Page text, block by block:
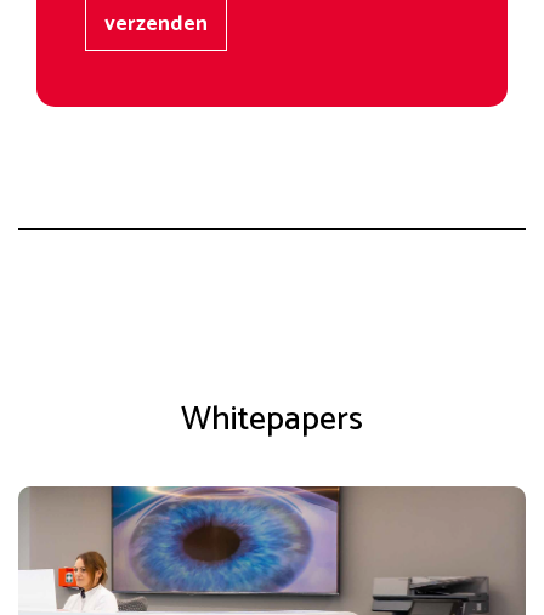
verzenden
Whitepapers